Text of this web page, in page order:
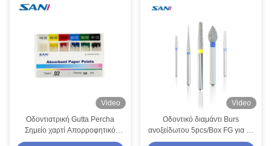
Video
Οδοντιατρική Gutta Percha
Σημείο χαρτί Απορροφητικό
χαρτί Σημεία Taper 02/04/06/F1-
Video
Οδοντικό διαμάντι Burs
ανοξείδωτου 5pcs/Box FG για τη
υψηλή ταχύτητα Handpiece